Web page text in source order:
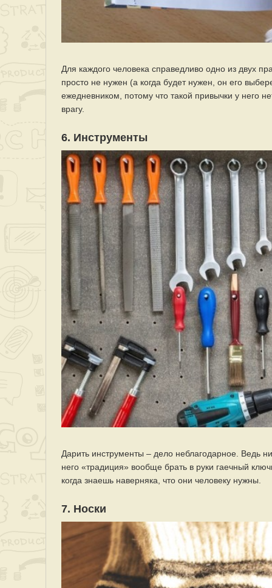
Для каждого человека справедливо одно из двух
просто не нужен (а когда будет нужен, он его
ежедневником, потому что такой привычки у него
врагу.
6. Инструменты
Дарить инструменты – дело неблагодарное. Ведь
него «традиция» вообще брать в руки гаечный
когда знаешь наверняка, что они человеку нужны.
7. Носки